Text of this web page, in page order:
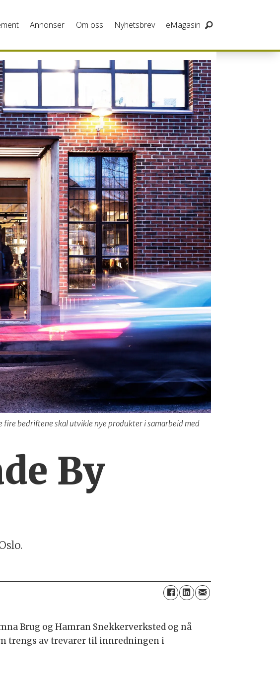
Annonser Om oss Nyhetsbrev eMagasin
fire bedriftene skal utvikle nye produkter i samarbeid med
By
Brug og Hamran Snekkerverksted og nå
trengs av trevarer til innredningen i